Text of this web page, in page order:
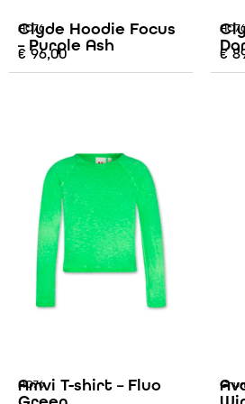
AO76
Clyde Hoodie Focus
– Purple Ash
€ 96,00
AO76
€
AO76
Amvi T-shirt – Fluo